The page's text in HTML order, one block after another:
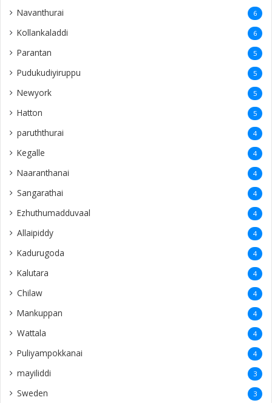
Navanthurai 6
Kollankaladdi 6
Parantan 5
Pudukudiyiruppu 5
Newyork 5
Hatton 5
paruththurai 4
Kegalle 4
Naaranthanai 4
Sangarathai 4
Ezhuthumadduvaal 4
Allaipiddy 4
Kadurugoda 4
Kalutara 4
Chilaw 4
Mankuppan 4
Wattala 4
Puliyampokkanai 4
mayiliddi 3
Sweden 3